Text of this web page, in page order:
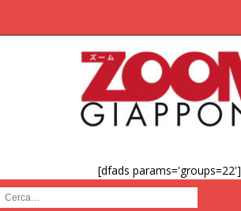
[dfads params='groups=22']
Cerca :